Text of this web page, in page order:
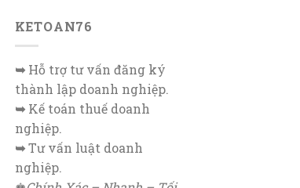
KETOAN76
➥Hỗ trợ tư vấn đăng ký
thành lập doanh nghiệp.
➥Kế toán thuế doanh
nghiệp.
➥Tư vấn luật doanh
nghiệp.